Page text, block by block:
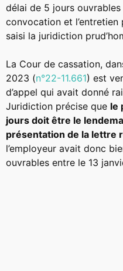
délai de 5 jours
convocation et
saisi la juridiction
La Cour de cassation,
2023 (n°22-11.661) est
d’appel qui avait donné
Juridiction précise que le
jours doit être le
présentation de la lettre
l’employeur avait donc
ouvrables entre le 13